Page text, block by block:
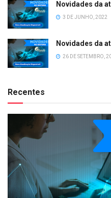
Novidades da
3 DE JUNHO, 2022
Novidades da
26 DE SETEMBRO,
Recentes